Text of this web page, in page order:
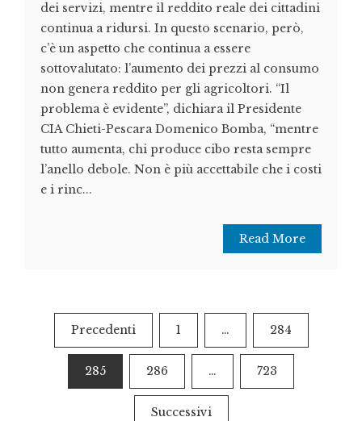
dei servizi, mentre il reddito reale dei cittadini
continua a ridursi. In questo scenario, però,
c’è un aspetto che continua a essere
sottovalutato: l’aumento dei prezzi al consumo
non genera reddito per gli agricoltori. “Il
problema è evidente”, dichiara il Presidente
CIA Chieti-Pescara Domenico Bomba, “mentre
tutto aumenta, chi produce cibo resta sempre
l’anello debole. Non è più accettabile che i costi
e i rinc...
Read More
Paginazione
degli
articoli
Precedenti 1 … 284
285 286 … 723
Successivi